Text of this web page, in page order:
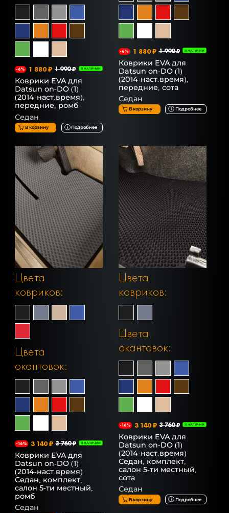
-6% 1 880 ₽ 1 990 ₽ В НАЛИЧИИ
Коврики EVA для
Datsun on-DO (1)
(2014-наст.время),
передние, ромб
Седан
В корзину Подробнее
-6% 1 880 ₽ 1 990 ₽ В НАЛИЧИИ
Коврики EVA для
Datsun on-DO (1)
(2014-наст.время),
передние, сота
Седан
В корзину Подробнее
Цвета
ковриков:
Цвета
окантовок:
-16% 3 140 ₽ 3 760 ₽ В НАЛИЧИИ
Коврики EVA для
Datsun on-DO (1)
(2014-наст.время)
Седан, комплект,
салон 5-ти местный,
ромб
Седан
Цвета
ковриков:
Цвета
окантовок:
-16% 3 140 ₽ 3 760 ₽ В НАЛИЧИИ
Коврики EVA для
Datsun on-DO (1)
(2014-наст.время)
Седан, комплект,
салон 5-ти местный,
сота
Седан
В корзину Подробнее